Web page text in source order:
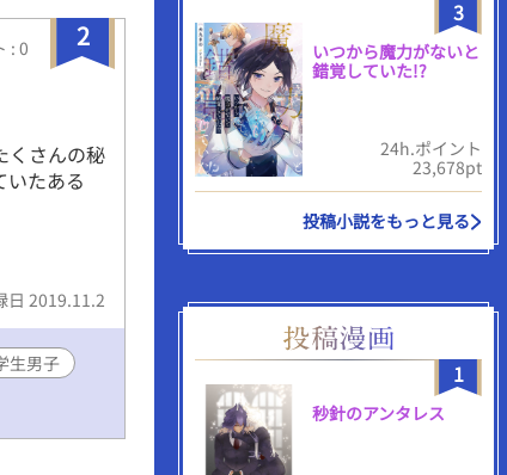
2
: 0
くさんの秘
いたある
日 2019.11.2
生男子
3
いつから魔力がないと
錯覚していた!?
24h.ポイント
23,678pt
投稿小説をもっと見る
1
秒針のアンタレス